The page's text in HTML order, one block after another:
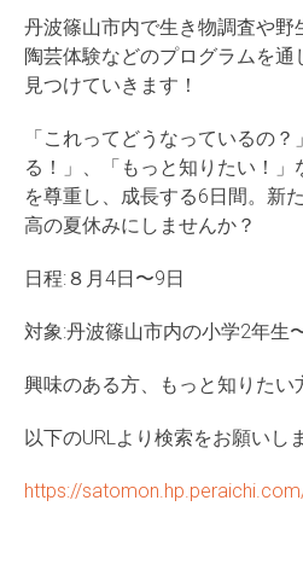
丹波篠山市内で生き物調査や野
陶芸体験などのプログラムを
見つけていきます！
「これってどうなっているの
る！」、「もっと知りたい！
を尊重し、成長する6日間。新
高の夏休みにしませんか？
日程:８月4日〜9日
対象:丹波篠山市内の小学2年生
興味のある方、もっと知りたい
以下のURLより検索をお願いし
https://